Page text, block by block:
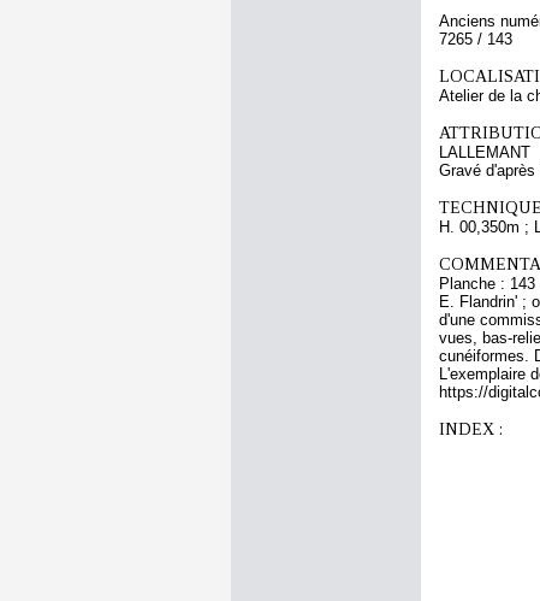
Anciens
7265 / 143
Atelier de la
LALLEMANT
Gravé
H. 00,350m ;
Planche :
E. Flandrin' ;
d'une
vues, bas-
cunéiformes.
L'exemplaire
https://
INDEX :